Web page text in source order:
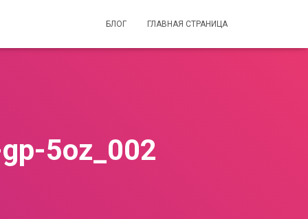
БЛОГ ГЛАВНАЯ СТРАНИЦА
5oz_002